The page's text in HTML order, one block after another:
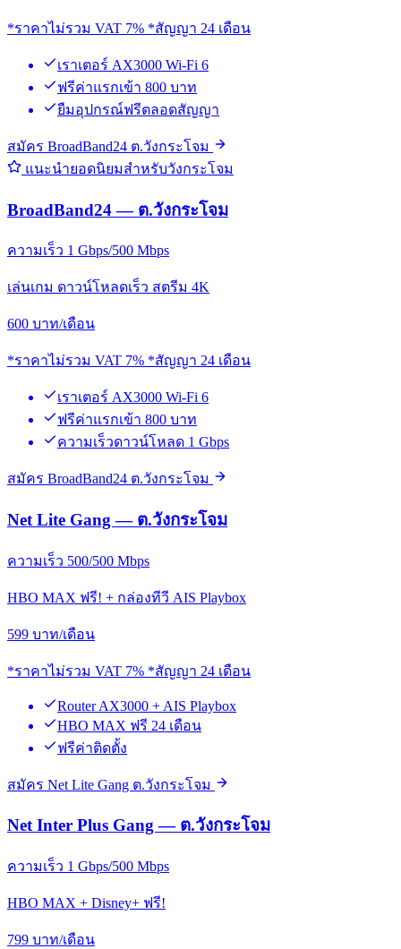
*ราคาไม่รวม VAT 7% *สัญญา 24 เดือน
เราเตอร์ AX3000 Wi-Fi 6
ฟรีค่าแรกเข้า 800 บาท
ยืมอุปกรณ์ฟรีตลอดสัญญา
สมัคร BroadBand24 ต.วังกระโจม
แนะนำยอดนิยมสำหรับวังกระโจม
BroadBand24 — ต.วังกระโจม
ความเร็ว 1 Gbps/500 Mbps
เล่นเกม ดาวน์โหลดเร็ว สตรีม 4K
600 บาท/เดือน
*ราคาไม่รวม VAT 7% *สัญญา 24 เดือน
เราเตอร์ AX3000 Wi-Fi 6
ฟรีค่าแรกเข้า 800 บาท
ความเร็วดาวน์โหลด 1 Gbps
สมัคร BroadBand24 ต.วังกระโจม
Net Lite Gang — ต.วังกระโจม
ความเร็ว 500/500 Mbps
HBO MAX ฟรี! + กล่องทีวี AIS Playbox
599 บาท/เดือน
*ราคาไม่รวม VAT 7% *สัญญา 24 เดือน
Router AX3000 + AIS Playbox
HBO MAX ฟรี 24 เดือน
ฟรีค่าติดตั้ง
สมัคร Net Lite Gang ต.วังกระโจม
Net Inter Plus Gang — ต.วังกระโจม
ความเร็ว 1 Gbps/500 Mbps
HBO MAX + Disney+ ฟรี!
799 บาท/เดือน